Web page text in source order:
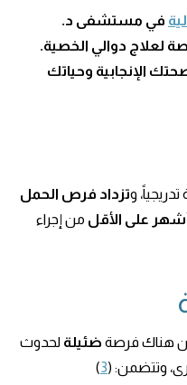
في مستشفى د.
لعلاج دوالي الخصية.
الإنجابية وحياتك
وتزداد فرص الحمل
من إجراء
أن هناك فرصة ضئيلة لحدوث
وتتضمن: (3
)